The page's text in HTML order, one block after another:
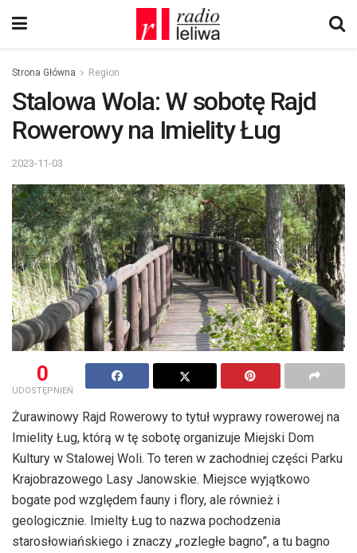
Strona Główna Region
Stalowa Wola: W sobotę Rajd
Rowerowy na Imielity Ług
2023-11-03
0
UDOSTĘPNIEŃ
Żurawinowy Rajd Rowerowy to tytuł wyprawy rowerowej na
Imielity Ług, którą w tę sobotę organizuje Miejski Dom
Kultury w Stalowej Woli. To teren w zachodniej części Parku
Krajobrazowego Lasy Janowskie. Miejsce wyjątkowo
bogate pod względem fauny i flory, ale również i
geologicznie. Imielty Ług to nazwa pochodzenia
starosłowiańskiego i znaczy „rozległe bagno”, a tu bagno